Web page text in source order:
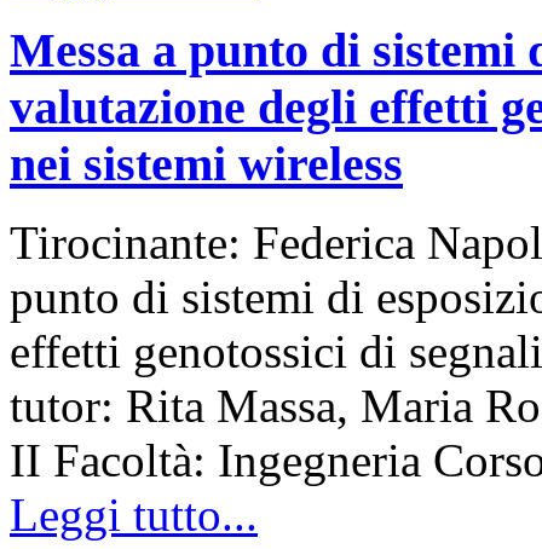
Messa a punto di sistemi
valutazione degli effetti
nei sistemi wireless
Tirocinante: Federica
punto di sistemi di
effetti genotossici di
tutor: Rita Massa, Maria
II Facoltà: Ingegneria
Leggi tutto...